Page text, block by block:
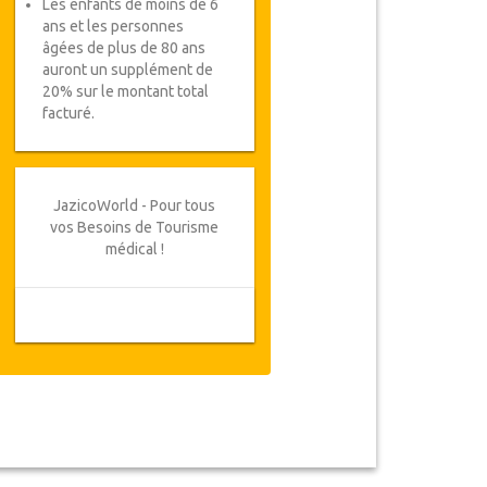
Les enfants de moins de 6
ans et les personnes
âgées de plus de 80 ans
auront un supplément de
20% sur le montant total
facturé.
JazicoWorld - Pour tous
vos Besoins de Tourisme
médical !